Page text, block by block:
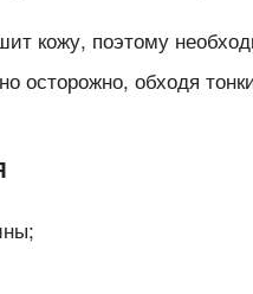
кожу, поэтому
осторожно, обходя